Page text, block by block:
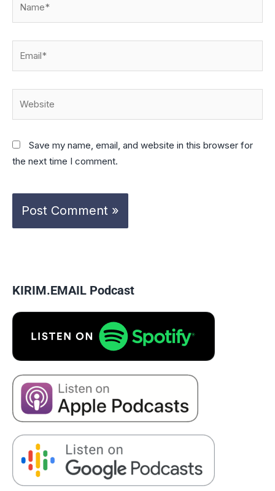
Save my name, email, and website in this browser for
the next time I comment.
KIRIM.EMAIL Podcast